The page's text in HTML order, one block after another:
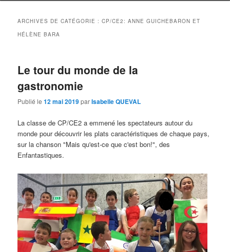
ARCHIVES DE CATÉGORIE :CP/CE2: ANNE GUICHEBARON ET
HÉLÈNE BARA
Le tour du monde de la
gastronomie
Publié le12 mai 2019parIsabelle QUEVAL
La classe de CP/CE2 a emmené les spectateurs autour du
monde pour découvrir les plats caractéristiques de chaque pays,
sur la chanson "Mais qu'est-ce que c'est bon!", des
Enfantastiques.